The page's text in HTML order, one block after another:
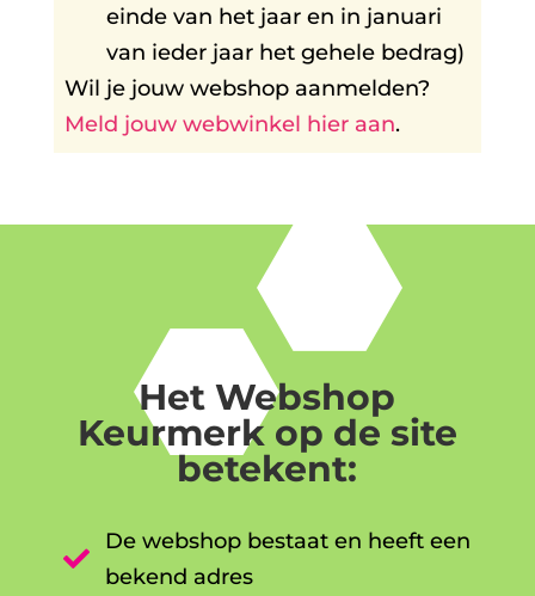
einde van het jaar en in januari
van ieder jaar het gehele bedrag)
Wil je jouw webshop aanmelden?
Meld jouw webwinkel hier aan.
Het Webshop
Keurmerk op de site
betekent:

De webshop bestaat en heeft een
bekend adres